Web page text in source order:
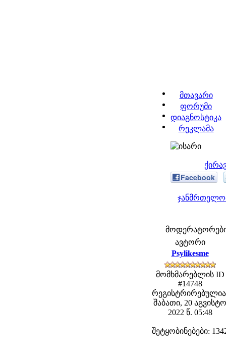
მთავარი
ფორუმი
დიაგნოსტიკა
რეკლამა
Facebook
მოდერატორები:
ავტორი
Psylikesme
მომხმარებლის ID
#14748
შაბათი, 20 აგვისტო
2022 წ. 05:48
შეტყობინებები: